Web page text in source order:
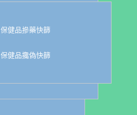
保健品摻藥快篩
保健品攙偽快篩